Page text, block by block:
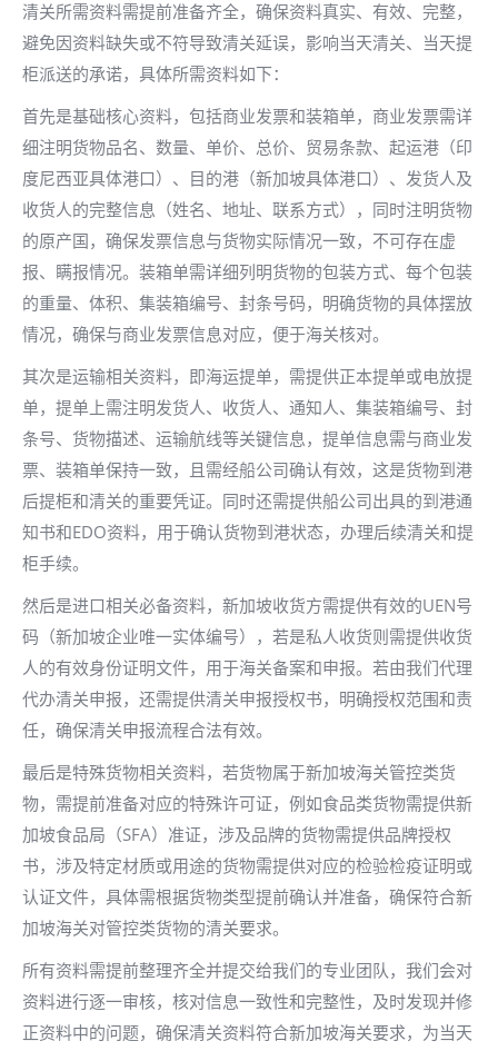
清关所需资料需提前准备齐全，确保资料真实、有效、完整，
避免因资料缺失或不符导致清关延误，影响当天清关、当天提
柜派送的承诺，具体所需资料如下：
首先是基础核心资料，包括商业发票和装箱单，商业发票需详
细注明货物品名、数量、单价、总价、贸易条款、起运港（印
度尼西亚具体港口）、目的港（新加坡具体港口）、发货人及
收货人的完整信息（姓名、地址、联系方式），同时注明货物
的原产国，确保发票信息与货物实际情况一致，不可存在虚
报、瞒报情况。装箱单需详细列明货物的包装方式、每个包装
的重量、体积、集装箱编号、封条号码，明确货物的具体摆放
情况，确保与商业发票信息对应，便于海关核对。
其次是运输相关资料，即海运提单，需提供正本提单或电放提
单，提单上需注明发货人、收货人、通知人、集装箱编号、封
条号、货物描述、运输航线等关键信息，提单信息需与商业发
票、装箱单保持一致，且需经船公司确认有效，这是货物到港
后提柜和清关的重要凭证。同时还需提供船公司出具的到港通
知书和EDO资料，用于确认货物到港状态，办理后续清关和提
柜手续。
然后是进口相关必备资料，新加坡收货方需提供有效的UEN号
码（新加坡企业唯一实体编号），若是私人收货则需提供收货
人的有效身份证明文件，用于海关备案和申报。若由我们代理
代办清关申报，还需提供清关申报授权书，明确授权范围和责
任，确保清关申报流程合法有效。
最后是特殊货物相关资料，若货物属于新加坡海关管控类货
物，需提前准备对应的特殊许可证，例如食品类货物需提供新
加坡食品局（SFA）准证，涉及品牌的货物需提供品牌授权
书，涉及特定材质或用途的货物需提供对应的检验检疫证明或
认证文件，具体需根据货物类型提前确认并准备，确保符合新
加坡海关对管控类货物的清关要求。
所有资料需提前整理齐全并提交给我们的专业团队，我们会对
资料进行逐一审核，核对信息一致性和完整性，及时发现并修
正资料中的问题，确保清关资料符合新加坡海关要求，为当天